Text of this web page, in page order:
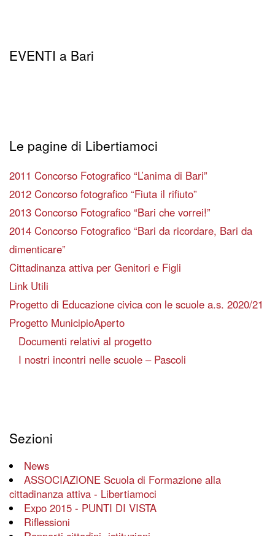
EVENTI a Bari
Le pagine di Libertiamoci
2011 Concorso Fotografico “L’anima di Bari”
2012 Concorso fotografico “Fiuta il rifiuto”
2013 Concorso Fotografico “Bari che vorrei!”
2014 Concorso Fotografico “Bari da ricordare, Bari da
dimenticare”
Cittadinanza attiva per Genitori e Figli
Link Utili
Progetto di Educazione civica con le scuole a.s. 2020/21
Progetto MunicipioAperto
Documenti relativi al progetto
I nostri incontri nelle scuole – Pascoli
Sezioni
News
ASSOCIAZIONE Scuola di Formazione alla
cittadinanza attiva - Libertiamoci
Expo 2015 - PUNTI DI VISTA
Riflessioni